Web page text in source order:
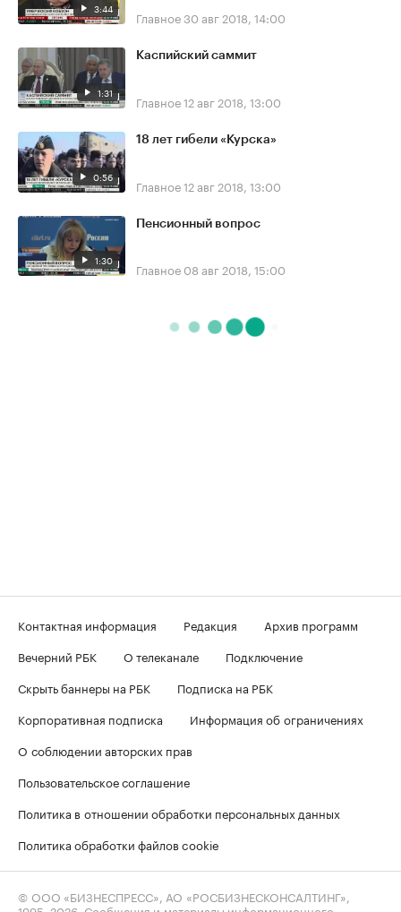
3:44 Главное30 авг 2018, 14:00
1:31
Каспийский саммит
Главное12 авг 2018, 13:00
0:56
18 лет гибели «Курска»
Главное12 авг 2018, 13:00
1:30
Пенсионный вопрос
Главное 08 авг 2018, 15:00
Контактная информация Редакция
Архив программ
Вечерний РБК
О телеканале
Подключение
Скрыть баннеры на РБК
Подписка на РБК
Корпоративная подписка
Информация об ограничениях
О соблюдении авторских прав
Пользовательское соглашение
Политика в отношении обработки персональных данных
Политика обработки файлов cookie
© ООО «БИЗНЕСПРЕСС», АО «РОСБИЗНЕСКОНСАЛТИНГ»,